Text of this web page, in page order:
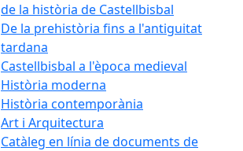
de la història de Castellbisbal
De la prehistòria fins a l'antiguitat
tardana
Castellbisbal a l'època medieval
Història moderna
Història contemporània
Art i Arquitectura
Catàleg en línia de documents de